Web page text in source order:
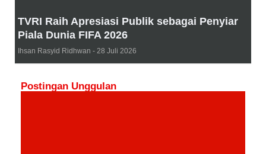
TVRI Raih Apresiasi Publik sebagai Penyiar
Piala Dunia FIFA 2026
Ihsan Rasyid Ridhwan 28 Juli 2026
Postingan Unggulan